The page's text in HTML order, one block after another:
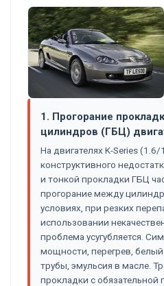
1. Прогорание
цилиндров (ГБЦ)
На двигателях K-Series (1.6/
конструктивного
и тонкой прокладки ГБЦ
прогорание между
условиях, при резких
использовании
проблема усугубляется.
мощности, перегрев,
трубы, эмульсия в масле.
прокладки с обязательной